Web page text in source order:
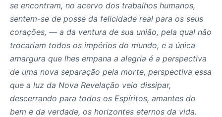
se encontram, no acervo dos trabalhos humanos,
sentem-se de posse da felicidade real para os seus
corações, — a da ventura de sua união, pela qual não
trocariam todos os impérios do mundo, e a única
amargura que lhes empana a alegria é a perspectiva
de uma nova separação pela morte, perspectiva essa
que a luz da Nova Revelação veio dissipar,
descerrando para todos os Espíritos, amantes do
bem e da verdade, os horizontes eternos da vida.